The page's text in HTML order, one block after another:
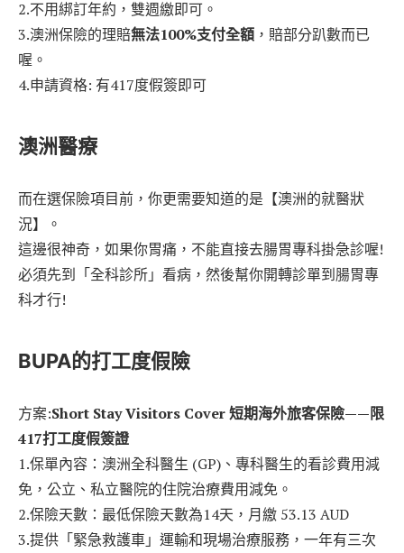
2.不用綁訂年約，雙週繳即可。
3.澳洲保險的理賠無法100%支付全額 ，賠部分趴數而已
喔。
4.申請資格: 有417度假簽即可
澳洲醫療
而在選保險項目前，你更需要知道的是【澳洲的就醫狀
況】。
這邊很神奇，如果你胃痛，不能直接去腸胃專科掛急診喔!
必須先到「全科診所」看病，然後幫你開轉診單到腸胃專
科才行!
BUPA的打工度假險
方案:Short Stay Visitors Cover 短期海外旅客保險——限
417打工度假簽證
1.保單內容：澳洲全科醫生 (GP)、專科醫生的看診費用減
免，公立、私立醫院的住院治療費用減免。
2.保險天數：最低保險天數為14天，月繳 53.13 AUD
3.提供「緊急救護車」運輸和現場治療服務，一年有三次